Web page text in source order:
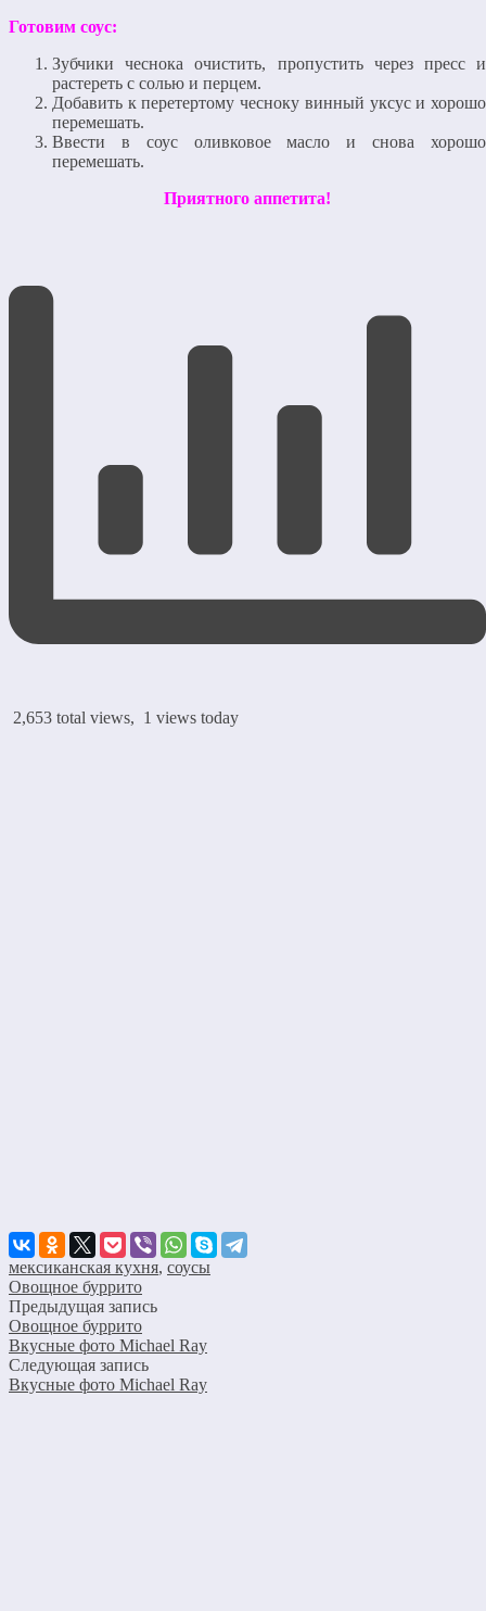
Готовим соус:
Зубчики чеснока очистить, пропустить через пресс и
растереть с солью и перцем.
Добавить к перетертому чесноку винный уксус и хорошо
перемешать.
Ввести в соус оливковое масло и снова хорошо
перемешать.
Приятного аппетита!
2,653 total views, 1 views today
мексиканская кухня, соусы
Овощное буррито
Предыдущая запись
Овощное буррито
Вкусные фото Michael Ray
Следующая запись
Вкусные фото Michael Ray